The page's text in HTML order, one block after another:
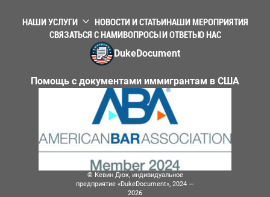
НАШИ УСЛУГИ НОВОСТИ И СТАТЬИНАШИ МЕРОПРИЯТИЯ
СВЯЗАТЬСЯ С НАМИВОПРОСЫ И ОТВЕТЫО НАС
DukeDocument
Помощь с документами иммигрантам в США
© Кевин Дюк, индивидуальное
предприятие «DukeDocument», 2024 —
2026